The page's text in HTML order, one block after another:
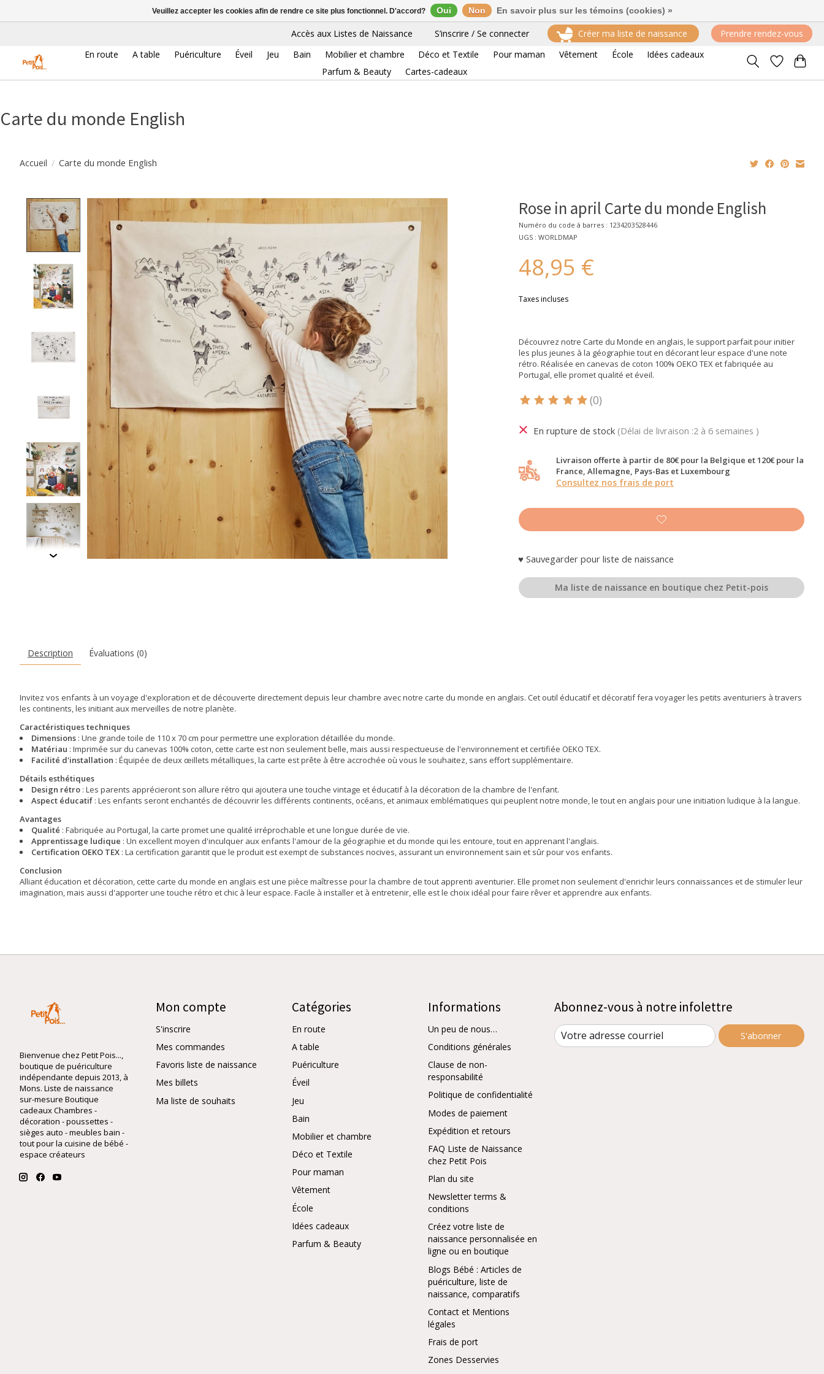
Accès aux Listes de Naissance S’inscrire / Se connecter Créer ma liste de naissance
Prendre rendez-vous
En route
A table Puériculture Éveil Jeu Bain Mobilier et chambre Déco et Textile Pour maman Vêtement École
Idées cadeaux
Parfum & Beauty
Cartes-cadeaux
Carte du monde English
Accueil / Carte du monde English
Product image slideshow Items Rose in april Carte du monde English
Numéro du code à barres : 1234203528446
UGS : WORLDMAP
48,95 €
Taxes incluses
Découvrez notre Carte du Monde en anglais, le support parfait pour initier
les plus jeunes à la géographie tout en décorant leur espace d'une note
rétro. Réalisée en canevas de coton 100% OEKO TEX et fabriquée au
Portugal, elle promet qualité et éveil.
Ce produit est évalué à
(0)
En rupture de stock (Délai de livraison :2 à 6 semaines )
Livraison offerte à partir de 80€ pour la Belgique et 120€ pour la
France, Allemagne, Pays-Bas et Luxembourg
Consultez nos frais de port
♥ Sauvegarder pour liste de naissance
Ma liste de naissance en boutique chez Petit-pois
Description Évaluations (0)
Invitez vos enfants à un voyage d'exploration et de découverte directement depuis leur chambre avec notre carte du monde en anglais. Cet outil éducatif et décoratif fera voyager les petits aventuriers à travers
les continents, les initiant aux merveilles de notre planète.
Caractéristiques techniques
Dimensions : Une grande toile de 110 x 70 cm pour permettre une exploration détaillée du monde.
Matériau : Imprimée sur du canevas 100% coton, cette carte est non seulement belle, mais aussi respectueuse de l'environnement et certifiée OEKO TEX.
Facilité d'installation : Équipée de deux œillets métalliques, la carte est prête à être accrochée où vous le souhaitez, sans effort supplémentaire.
Détails esthétiques
Design rétro : Les parents apprécieront son allure rétro qui ajoutera une touche vintage et éducatif à la décoration de la chambre de l'enfant.
Aspect éducatif : Les enfants seront enchantés de découvrir les différents continents, océans, et animaux emblématiques qui peuplent notre monde, le tout en anglais pour une initiation ludique à la langue.
Avantages
Qualité : Fabriquée au Portugal, la carte promet une qualité irréprochable et une longue durée de vie.
Apprentissage ludique : Un excellent moyen d'inculquer aux enfants l'amour de la géographie et du monde qui les entoure, tout en apprenant l'anglais.
Certification OEKO TEX : La certification garantit que le produit est exempt de substances nocives, assurant un environnement sain et sûr pour vos enfants.
Conclusion
Alliant éducation et décoration, cette carte du monde en anglais est une pièce maîtresse pour la chambre de tout apprenti aventurier. Elle promet non seulement d'enrichir leurs connaissances et de stimuler leur
imagination, mais aussi d'apporter une touche rétro et chic à leur espace. Facile à installer et à entretenir, elle est le choix idéal pour faire rêver et apprendre aux enfants.
Bienvenue chez Petit Pois...,
boutique de puériculture
indépendante depuis 2013, à
Mons. Liste de naissance
sur-mesure Boutique
cadeaux Chambres -
décoration - poussettes -
sièges auto - meubles bain -
tout pour la cuisine de bébé -
espace créateurs
Mon compte
S'inscrire
Mes commandes
Favoris liste de naissance
Mes billets
Ma liste de souhaits
Catégories
En route
A table
Puériculture
Éveil
Jeu
Bain
Mobilier et chambre
Déco et Textile
Pour maman
Vêtement
École
Idées cadeaux
Parfum & Beauty
Informations
Un peu de nous…
Conditions générales
Clause de non-
responsabilité
Politique de confidentialité
Modes de paiement
Expédition et retours
FAQ Liste de Naissance
chez Petit Pois
Plan du site
Newsletter terms &
conditions
Créez votre liste de
naissance personnalisée en
ligne ou en boutique
Blogs Bébé : Articles de
puériculture, liste de
naissance, comparatifs
Contact et Mentions
légales
Frais de port
Zones Desservies
Abonnez-vous à notre infolettre
S'abonner
Veuillez accepter les cookies afin de rendre ce site plus fonctionnel. D'accord? Oui Non En savoir plus sur les témoins (cookies) »